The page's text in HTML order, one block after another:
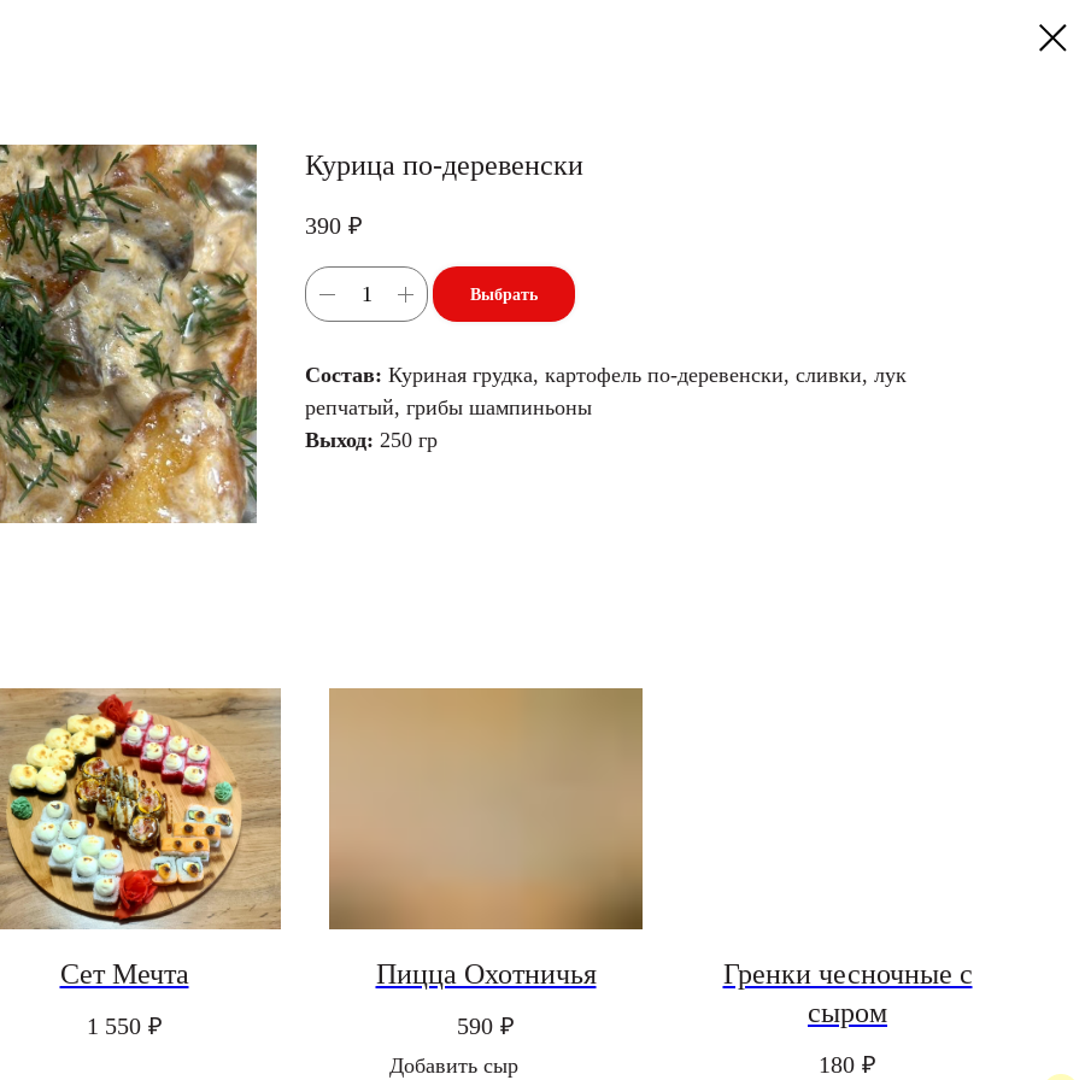
Курица по-деревенски
390 ₽
Выбрать
Состав: Куриная грудка, картофель по-деревенски, сливки, лук
репчатый, грибы шампиньоны
Выход: 250 гр
Сет Мечта
1 550 ₽
Пицца Охотничья
590 ₽
Добавить сыр
Гренки чесночные с
сыром
180 ₽